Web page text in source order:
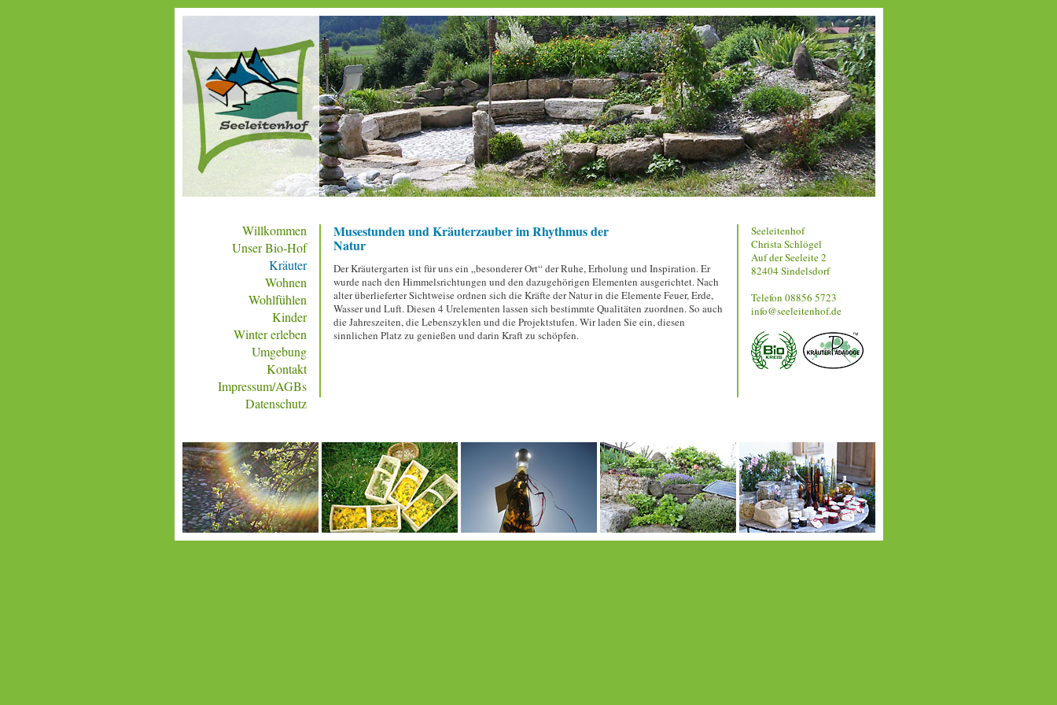
Willkommen
Unser Bio-Hof
Kräuter
Wohnen
Wohlfühlen
Kinder
Winter erleben
Umgebung
Kontakt
Impressum/AGBs
Datenschutz
Seeleitenhof
Christa Schlögel
Auf der Seeleite 2
82404 Sindelsdorf
Telefon 08856 5723
info@seeleitenhof.de
Musestunden und Kräuterzauber im Rhythmus der
Natur
Der Kräutergarten ist für uns ein „besonderer Ort“ der Ruhe, Erholung und Inspiration. Er
wurde nach den Himmelsrichtungen und den dazugehörigen Elementen ausgerichtet. Nach
alter überlieferter Sichtweise ordnen sich die Kräfte der Natur in die Elemente Feuer, Erde,
Wasser und Luft. Diesen 4 Urelementen lassen sich bestimmte Qualitäten zuordnen. So auch
die Jahreszeiten, die Lebenszyklen und die Projektstufen. Wir laden Sie ein, diesen
sinnlichen Platz zu genießen und darin Kraft zu schöpfen.